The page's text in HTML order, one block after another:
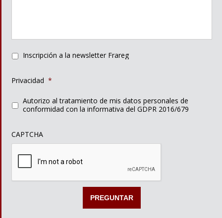
Inscripción a la newsletter Frareg
Privacidad *
Autorizo al tratamiento de mis datos personales de
conformidad con la informativa del GDPR 2016/679
CAPTCHA